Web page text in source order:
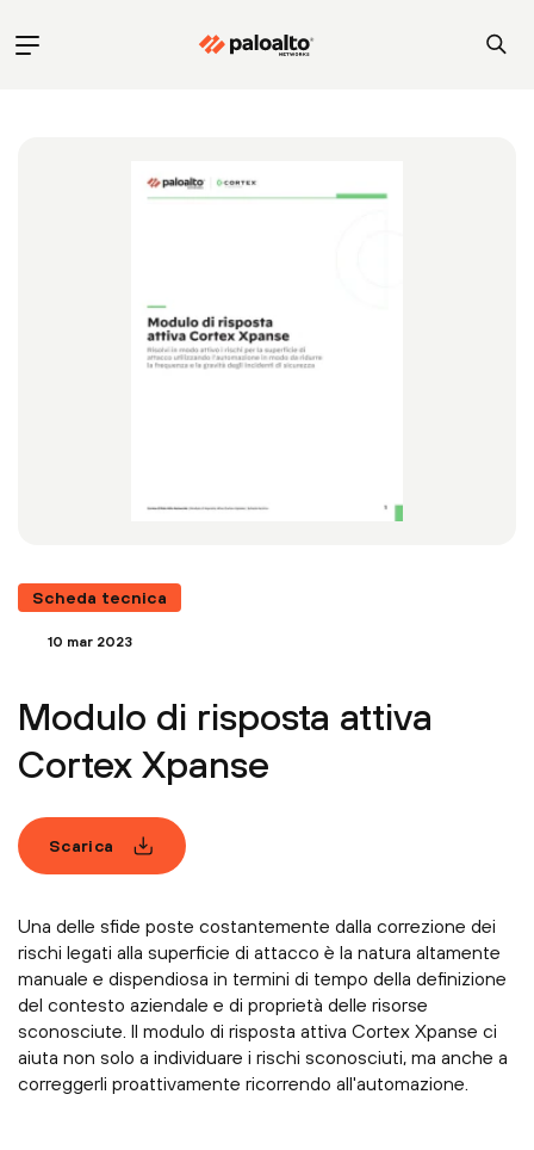
Scheda tecnica
10 mar 2023
Modulo di risposta attiva
Cortex Xpanse
Scarica
Una delle sfide poste costantemente dalla correzione dei
rischi legati alla superficie di attacco è la natura altamente
manuale e dispendiosa in termini di tempo della definizione
del contesto aziendale e di proprietà delle risorse
sconosciute. Il modulo di risposta attiva Cortex Xpanse ci
aiuta non solo a individuare i rischi sconosciuti, ma anche a
correggerli proattivamente ricorrendo all'automazione.